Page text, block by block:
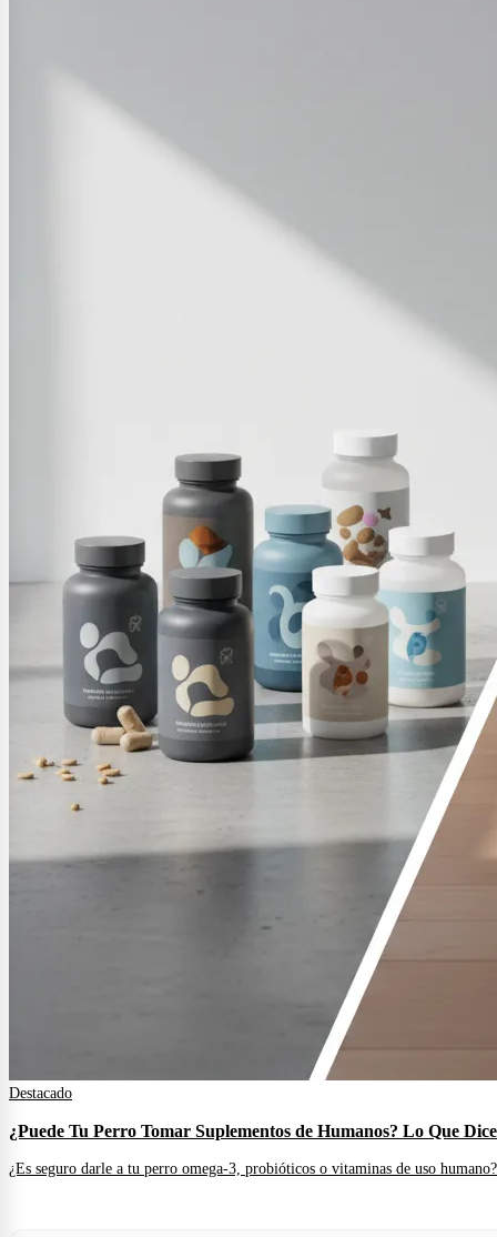
Destacado
¿Puede Tu Perro Tomar Suplementos de Humanos? Lo Que
¿Es seguro darle a tu perro omega-3, probióticos o vitaminas de uso